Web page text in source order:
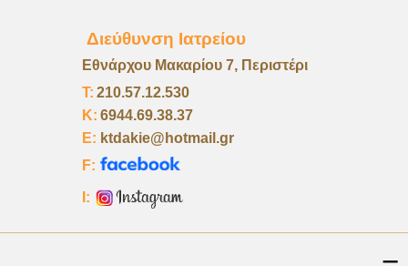
Διεύθυνση Ιατρείου
Εθνάρχου Μακαρίου 7, Περιστέρι
Τ: 210.57.12.530
K: 6944.69.38.37
E: ktdakie@hotmail.gr
F:
I: